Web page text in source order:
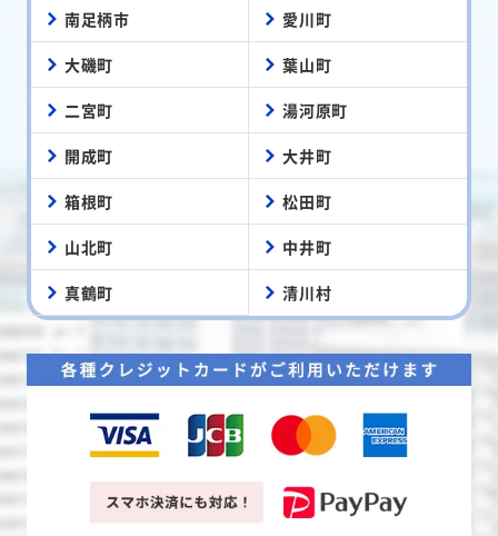
南足柄市 愛川町
大磯町 葉山町
二宮町 湯河原町
開成町 大井町
箱根町 松田町
山北町 中井町
真鶴町 清川村